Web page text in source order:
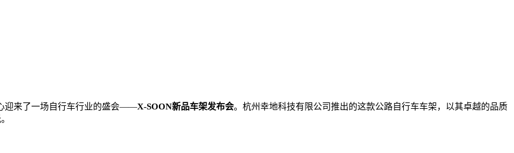
迎来了一场自行车行业的盛会——X-SOON新品车架发布会。杭州幸地科技有限公司推出的这款公路自行车车架，以其卓越的品质